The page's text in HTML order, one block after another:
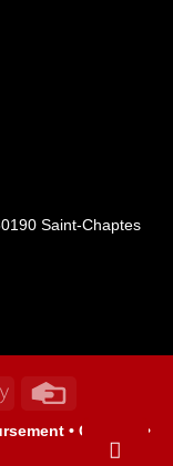
Saint-Chaptes
Apple
• Cookies •